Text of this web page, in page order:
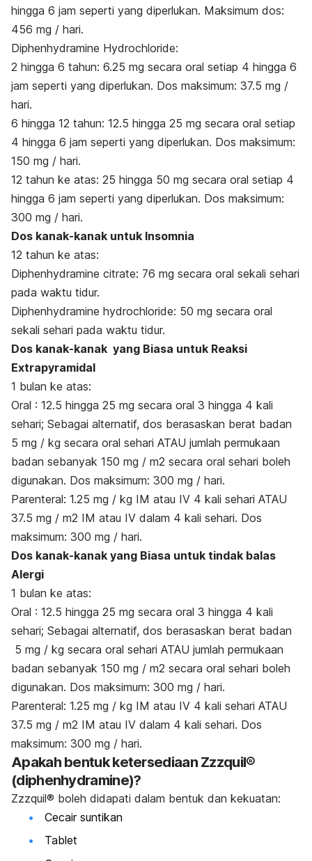
hingga 6 jam seperti yang diperlukan. Maksimum dos:
456 mg / hari.
Diphenhydramine Hydrochloride:
2 hingga 6 tahun: 6.25 mg secara oral setiap 4 hingga 6
jam seperti yang diperlukan. Dos maksimum: 37.5 mg /
hari.
6 hingga 12 tahun: 12.5 hingga 25 mg secara oral setiap
4 hingga 6 jam seperti yang diperlukan. Dos maksimum:
150 mg / hari.
12 tahun ke atas: 25 hingga 50 mg secara oral setiap 4
hingga 6 jam seperti yang diperlukan. Dos maksimum:
300 mg / hari.
Dos kanak-kanak untuk Insomnia
12 tahun ke atas:
Diphenhydramine citrate: 76 mg secara oral sekali sehari
pada waktu tidur.
Diphenhydramine hydrochloride: 50 mg secara oral
sekali sehari pada waktu tidur.
Dos kanak-kanak yang Biasa untuk Reaksi
Extrapyramidal
1 bulan ke atas:
Oral : 12.5 hingga 25 mg secara oral 3 hingga 4 kali
sehari; Sebagai alternatif, dos berasaskan berat badan
5 mg / kg secara oral sehari ATAU jumlah permukaan
badan sebanyak 150 mg / m2 secara oral sehari boleh
digunakan. Dos maksimum: 300 mg / hari.
Parenteral: 1.25 mg / kg IM atau IV 4 kali sehari ATAU
37.5 mg / m2 IM atau IV dalam 4 kali sehari. Dos
maksimum: 300 mg / hari.
Dos kanak-kanak yang Biasa untuk tindak balas
Alergi
1 bulan ke atas:
Oral : 12.5 hingga 25 mg secara oral 3 hingga 4 kali
sehari; Sebagai alternatif, dos berasaskan berat badan
5 mg / kg secara oral sehari ATAU jumlah permukaan
badan sebanyak 150 mg / m2 secara oral sehari boleh
digunakan. Dos maksimum: 300 mg / hari.
Parenteral: 1.25 mg / kg IM atau IV 4 kali sehari ATAU
37.5 mg / m2 IM atau IV dalam 4 kali sehari. Dos
maksimum: 300 mg / hari.
Apakah bentuk ketersediaan Zzzquil®
(diphenhydramine)?
Zzzquil® boleh didapati dalam bentuk dan kekuatan:
Cecair suntikan
Tablet